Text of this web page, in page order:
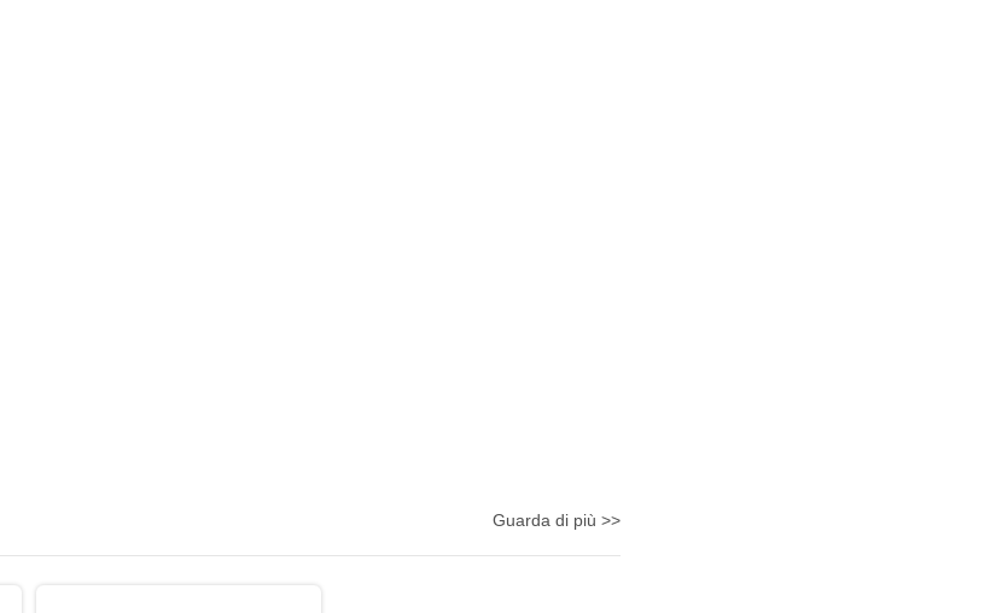
Guarda di più >>